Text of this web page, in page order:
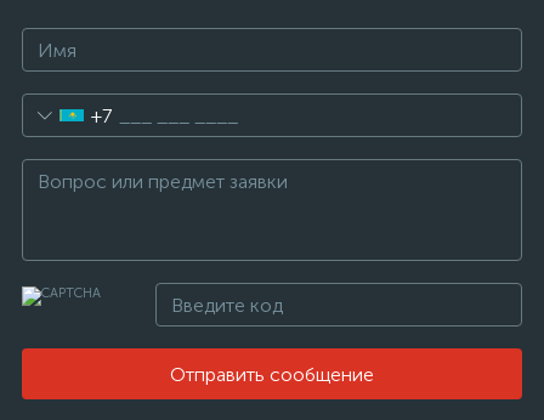
+7
Отправить сообщение